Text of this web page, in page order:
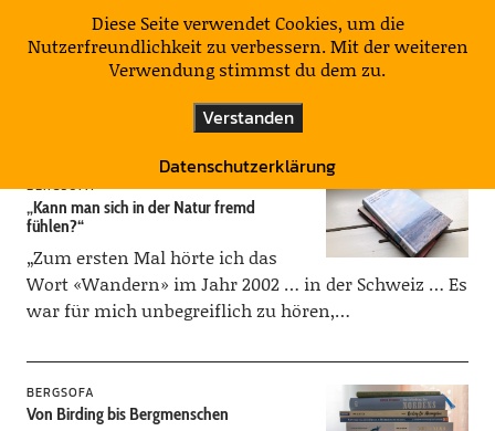
KulturNatur
BERGSOFA
„Kann man sich in der Natur fremd
fühlen?“
„Zum ersten Mal hörte ich das
Wort «Wandern» im Jahr 2002 … in der Schweiz … Es
war für mich unbegreiflich zu hören,…
BERGSOFA
Von Birding bis Bergmenschen
Diese Seite verwendet Cookies, um die
Nutzerfreundlichkeit zu verbessern. Mit der weiteren
Verwendung stimmst du dem zu.
Verstanden
Datenschutzerklärung